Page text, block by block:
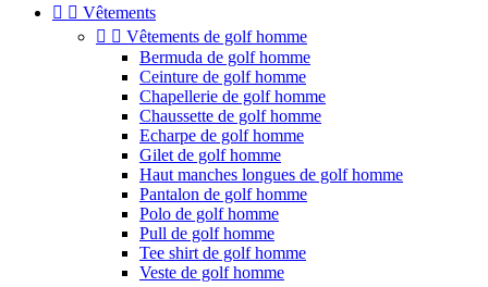
  Vêtements
  Vêtements de golf homme
Bermuda de golf homme
Ceinture de golf homme
Chapellerie de golf homme
Chaussette de golf homme
Echarpe de golf homme
Gilet de golf homme
Haut manches longues de golf homme
Pantalon de golf homme
Polo de golf homme
Pull de golf homme
Tee shirt de golf homme
Veste de golf homme